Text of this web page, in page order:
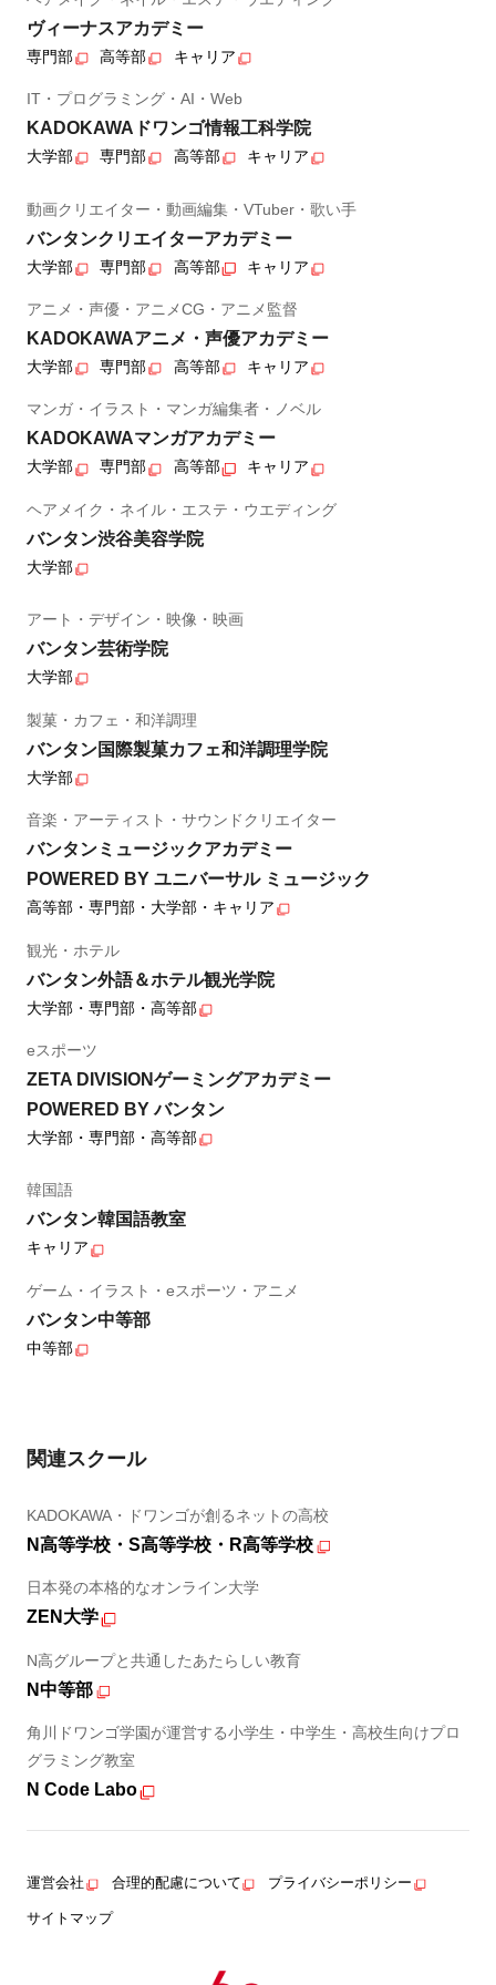
ヴィーナスアカデミー
専門部 高等部 キャリア
IT・プログラミング・AI・Web
KADOKAWAドワンゴ情報工科学院
大学部 専門部 高等部 キャリア
動画クリエイター・動画編集・VTuber・歌い手
バンタンクリエイターアカデミー
大学部 専門部 高等部 キャリア
アニメ・声優・アニメCG・アニメ監督
KADOKAWAアニメ・声優アカデミー
大学部 専門部 高等部 キャリア
マンガ・イラスト・マンガ編集者・ノベル
KADOKAWAマンガアカデミー
大学部 専門部 高等部 キャリア
ヘアメイク・ネイル・エステ・ウエディング
バンタン渋谷美容学院
大学部
アート・デザイン・映像・映画
バンタン芸術学院
大学部
製菓・カフェ・和洋調理
バンタン国際製菓カフェ和洋調理学院
大学部
音楽・アーティスト・サウンドクリエイター
バンタンミュージックアカデミー
POWERED BY ユニバーサル ミュージック
高等部・専門部・大学部・キャリア
観光・ホテル
バンタン外語＆ホテル観光学院
大学部・専門部・高等部
eスポーツ
ZETA DIVISIONゲーミングアカデミー
POWERED BY バンタン
大学部・専門部・高等部
韓国語
バンタン韓国語教室
キャリア
ゲーム・イラスト・eスポーツ・アニメ
バンタン中等部
中等部
関連スクール
KADOKAWA・ドワンゴが創るネットの高校
N高等学校・S高等学校・R高等学校
日本発の本格的なオンライン大学
ZEN大学
N高グループと共通したあたらしい教育
N中等部
角川ドワンゴ学園が運営する小学生・中学生・高校生向けプロ
グラミング教室
N Code Labo
運営会社 合理的配慮について プライバシーポリシー
サイトマップ